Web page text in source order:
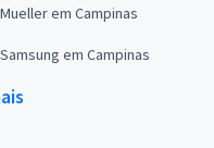
em Campinas
em Campinas